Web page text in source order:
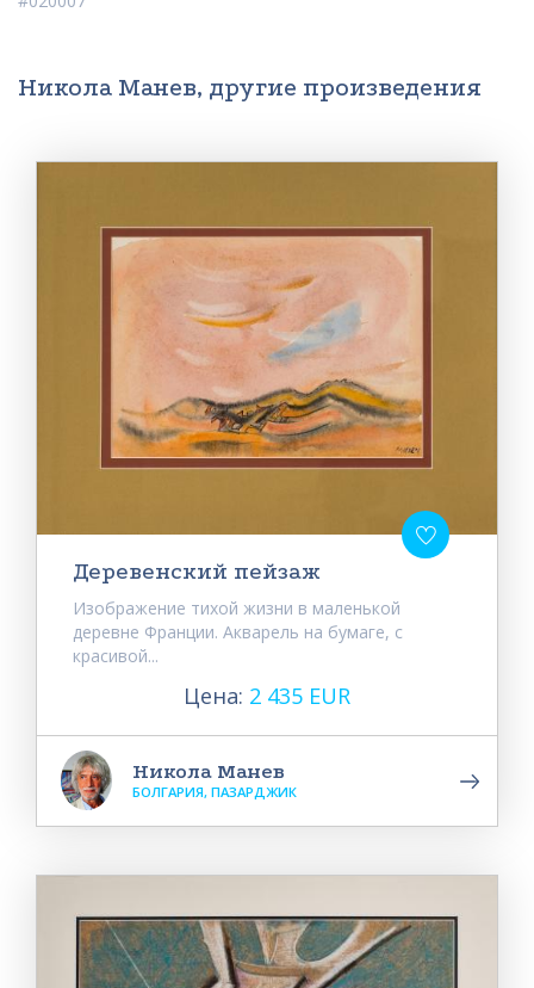
Никола Манев, другие произведения
Деревенский пейзаж
Изображение тихой жизни в маленькой
деревне Франции. Акварель на бумаге, с
красивой...
Цена: 2 435 EUR
Никола Манев
БОЛГАРИЯ, ПАЗАРДЖИК